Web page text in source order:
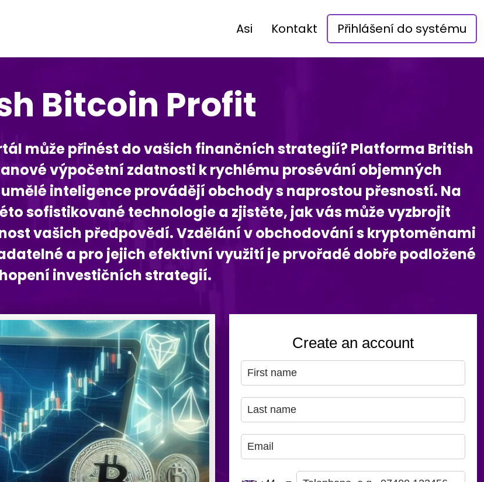
Asi Kontakt Přihlášení do systému
Bitcoin Profit
může přinést do vašich finančních strategií? Platforma British
výpočetní zdatnosti k rychlému prosévání objemných
inteligence provádějí obchody s naprostou přesností. Na
sofistikované technologie a zjistěte, jak vás může vyzbrojit
vašich předpovědí. Vzdělání v obchodování s kryptoměnami
a pro jejich efektivní využití je prvořadé dobře podložené
investičních strategií.